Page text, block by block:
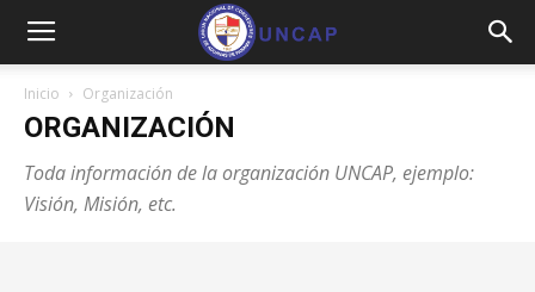
Inicio Organización
ORGANIZACIÓN
Toda información de la organización UNCAP, ejemplo:
Visión, Misión, etc.